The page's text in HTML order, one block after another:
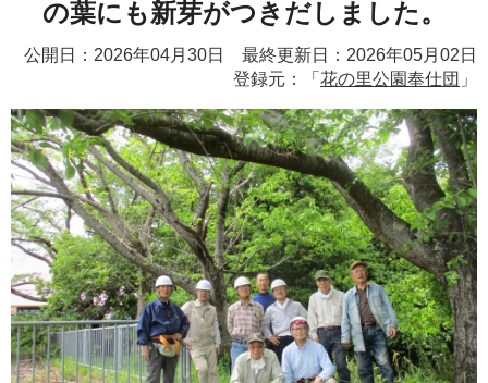
の葉にも新芽がつきだしました。
公開日：2026年04月30日 最終更新日：2026年05月02日
登録元：「 花の里公園奉仕団 」